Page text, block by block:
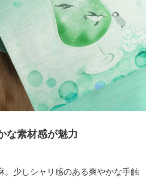
な素材感が魅力
。少しシャリ感のある爽やかな手触